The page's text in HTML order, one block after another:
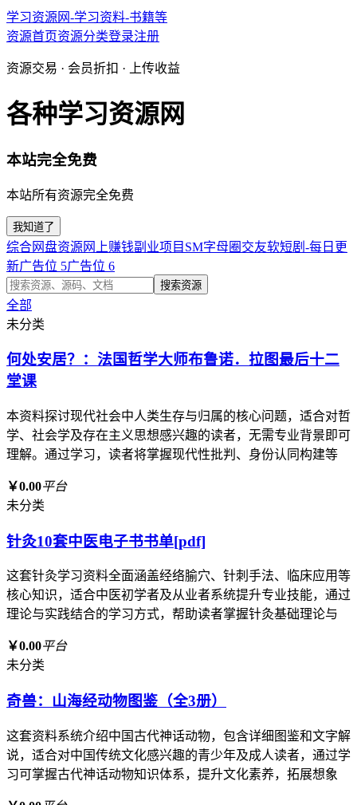
学习资源网-学习资料-书籍等
资源首页资源分类登录注册
资源交易 · 会员折扣 · 上传收益
各种学习资源网
本站完全免费
本站所有资源完全免费
我知道了
综合网盘资源 网上赚钱副业项目 SM字母圈交友软短剧-每日更
新广告位 5广告位 6
搜索资源
全部
未分类
何处安居？：法国哲学大师布鲁诺．拉图最后十二
堂课
本资料探讨现代社会中人类生存与归属的核心问题，适合对哲
学、社会学及存在主义思想感兴趣的读者，无需专业背景即可
理解。通过学习，读者将掌握现代性批判、身份认同构建等
￥0.00平台
未分类
针灸10套中医电子书书单[pdf]
这套针灸学习资料全面涵盖经络腧穴、针刺手法、临床应用等
核心知识，适合中医初学者及从业者系统提升专业技能，通过
理论与实践结合的学习方式，帮助读者掌握针灸基础理论与
￥0.00平台
未分类
奇兽：山海经动物图鉴（全3册）
这套资料系统介绍中国古代神话动物，包含详细图鉴和文字解
说，适合对中国传统文化感兴趣的青少年及成人读者，通过学
习可掌握古代神话动物知识体系，提升文化素养，拓展想象